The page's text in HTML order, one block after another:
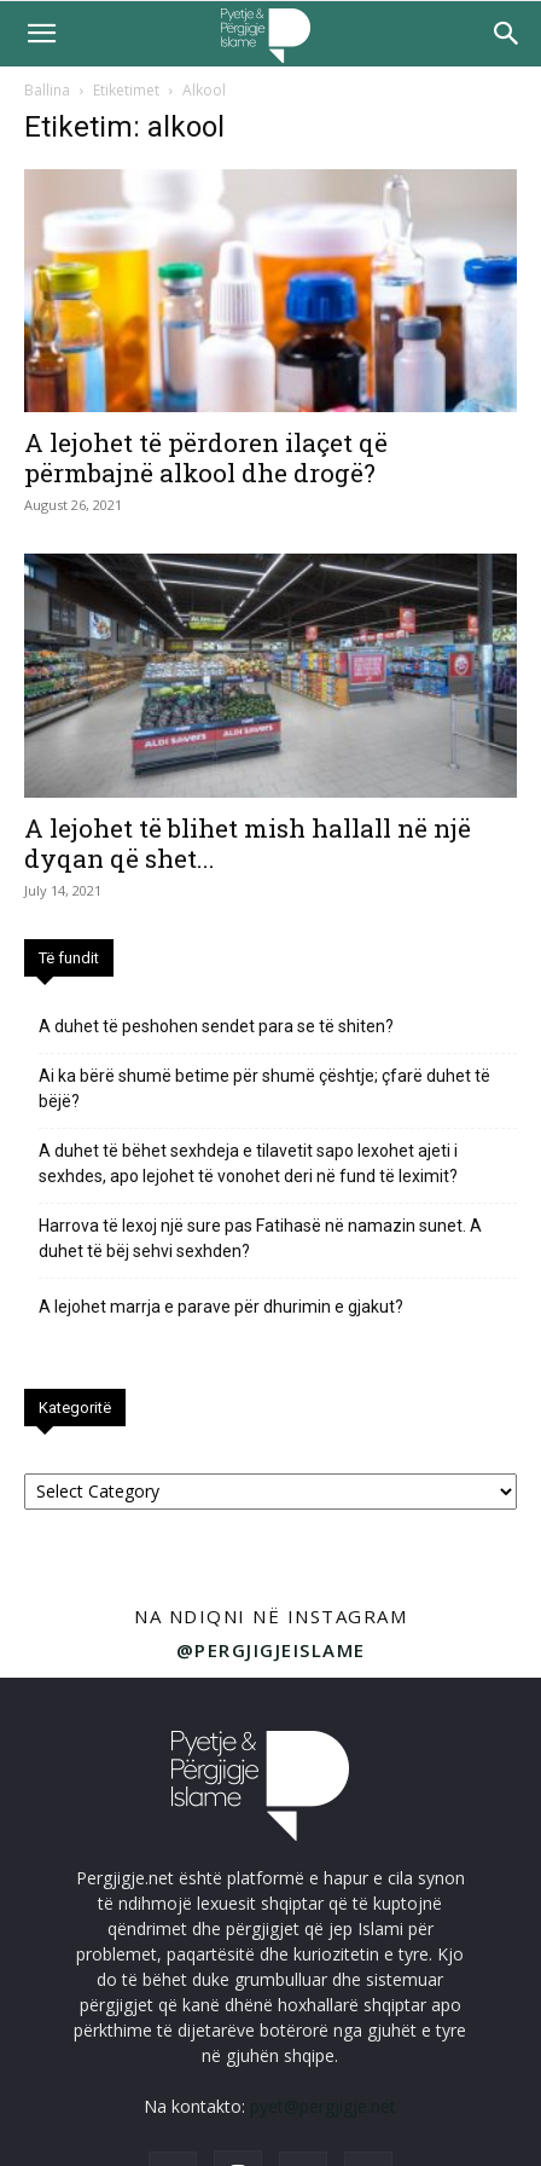
Ballina Etiketimet Alkool
Etiketim: alkool
A lejohet të përdoren ilaçet që
përmbajnë alkool dhe drogë?
August 26, 2021
A lejohet të blihet mish hallall në një
dyqan që shet...
July 14, 2021
Të fundit
A duhet të peshohen sendet para se të shiten?
Ai ka bërë shumë betime për shumë çështje; çfarë duhet të
bëjë?
A duhet të bëhet sexhdeja e tilavetit sapo lexohet ajeti i
sexhdes, apo lejohet të vonohet deri në fund të leximit?
Harrova të lexoj një sure pas Fatihasë në namazin sunet. A
duhet të bëj sehvi sexhden?
A lejohet marrja e parave për dhurimin e gjakut?
Kategoritë
Kategoritë
NA NDIQNI NË INSTAGRAM
@PERGJIGJEISLAME
Pergjigje.net është platformë e hapur e cila synon
të ndihmojë lexuesit shqiptar që të kuptojnë
qëndrimet dhe përgjigjet që jep Islami për
problemet, paqartësitë dhe kuriozitetin e tyre. Kjo
do të bëhet duke grumbulluar dhe sistemuar
përgjigjet që kanë dhënë hoxhallarë shqiptar apo
përkthime të dijetarëve botërorë nga gjuhët e tyre
në gjuhën shqipe.
Na kontakto: